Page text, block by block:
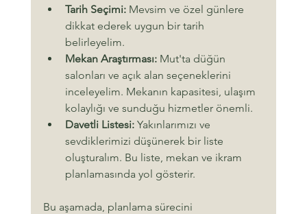
Tarih Seçimi: Mevsim ve özel günlere
dikkat ederek uygun bir tarih
belirleyelim.
Mekan Araştırması: Mut'ta düğün
salonları ve açık alan seçeneklerini
inceleyelim. Mekanın kapasitesi, ulaşım
kolaylığı ve sunduğu hizmetler önemli.
Davetli Listesi: Yakınlarımızı ve
sevdiklerimizi düşünerek bir liste
oluşturalım. Bu liste, mekan ve ikram
planlamasında yol gösterir.
Bu aşamada, planlama sürecini